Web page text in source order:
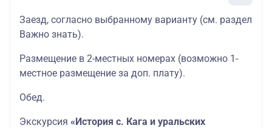
Заезд, согласно выбранному варианту (см. раздел
Важно знать).
Размещение в 2-местных номерах (возможно 1-
местное размещение за доп. плату).
Обед.
Экскурсия «История с. Кага и уральских